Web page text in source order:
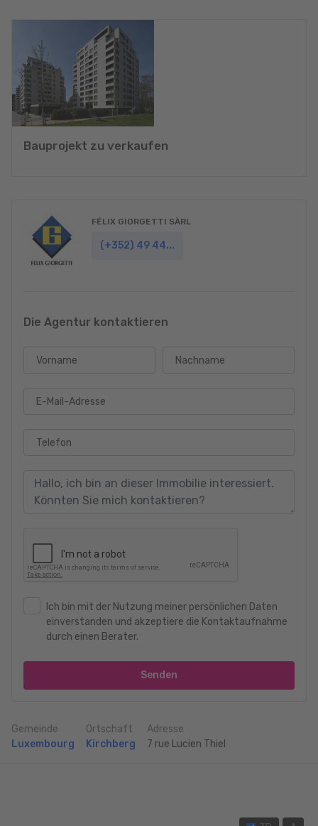
Bauprojekt zu verkaufen
FÉLIX GIORGETTI SÀRL
(+352) 49 44...
Die Agentur kontaktieren
Vorname Nachname
E-Mail-Adresse
Telefon
Ich bin mit der Nutzung meiner persönlichen Daten
einverstanden und akzeptiere die Kontaktaufnahme
durch einen Berater.
Senden
Gemeinde
Luxembourg
Ortschaft
Kirchberg
Adresse
7 rue Lucien Thiel